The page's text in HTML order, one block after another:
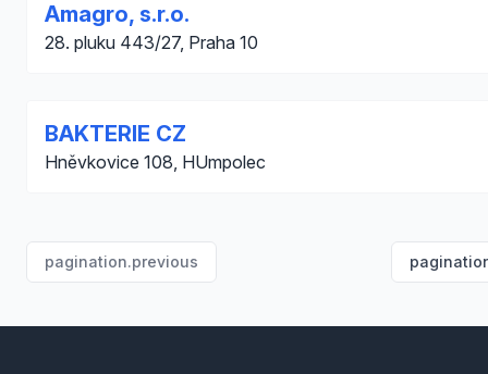
Amagro, s.r.o.
28. pluku 443/27, Praha 10
BAKTERIE CZ
Hněvkovice 108, HUmpolec
pagination.previous